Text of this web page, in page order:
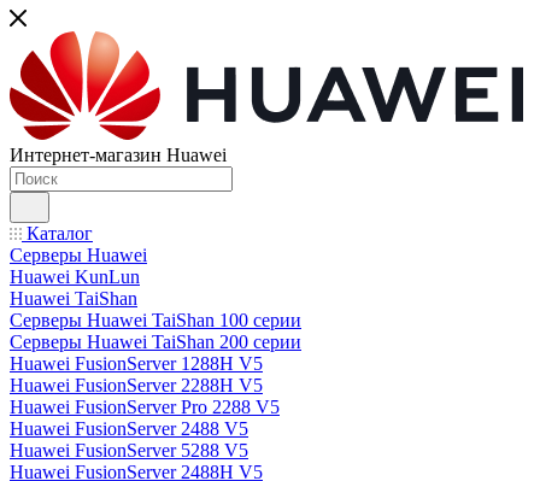
Интернет-магазин Huawei
Каталог
Серверы Huawei
Huawei KunLun
Huawei TaiShan
Серверы Huawei TaiShan 100 серии
Серверы Huawei TaiShan 200 серии
Huawei FusionServer 1288H V5
Huawei FusionServer 2288H V5
Huawei FusionServer Pro 2288 V5
Huawei FusionServer 2488 V5
Huawei FusionServer 5288 V5
Huawei FusionServer 2488H V5